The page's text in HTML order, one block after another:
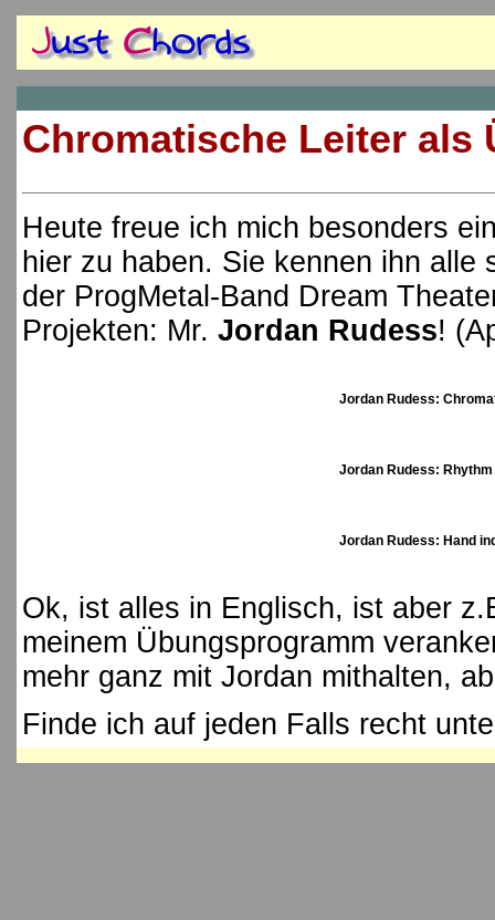
Chromatische Leiter als
Heute freue ich mich besonders
hier zu haben. Sie kennen ihn
der ProgMetal-Band Dream
Projekten: Mr. Jordan Rudess!
Jordan Rudess:
Jordan Rudess: Rhythm
Jordan Rudess: Hand
Ok, ist alles in Englisch, ist aber
meinem Übungsprogramm
mehr ganz mit Jordan mithalten,
Finde ich auf jeden Falls recht